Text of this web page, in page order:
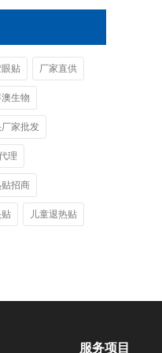
贴 厂家直供
澳生物
家批发
理
招商
儿童退热贴
服务项目